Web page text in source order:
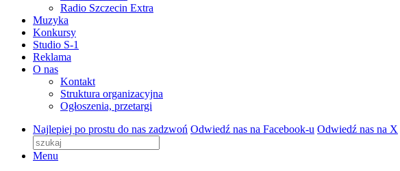
Radio Szczecin Extra
Muzyka
Konkursy
Studio S-1
Reklama
O nas
Kontakt
Struktura organizacyjna
Ogłoszenia, przetargi
Najlepiej po prostu do nas zadzwoń Odwiedź nas na Facebook-u Odwiedź nas na X
Menu